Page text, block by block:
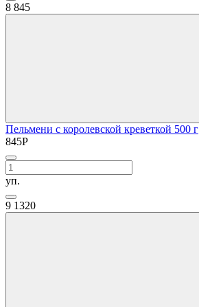
8 845
Пельмени с королевской креветкой 500 г
845Р
уп.
9 1320